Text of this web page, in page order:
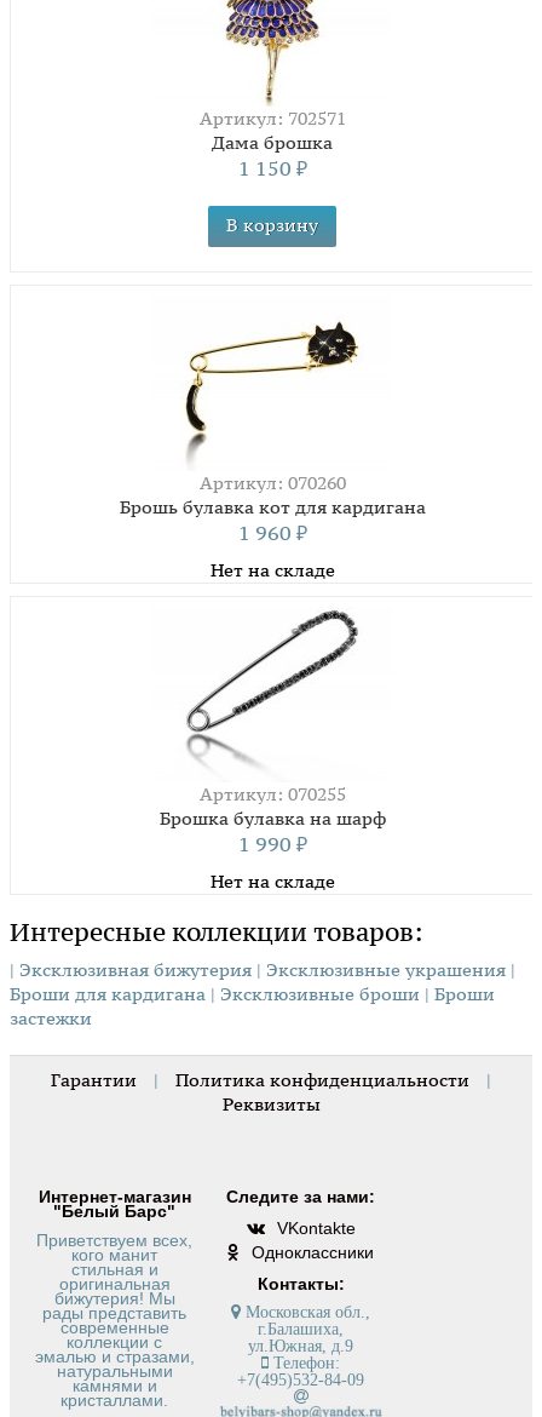
Артикул: 702571
Дама брошка
1 150 ₽
Артикул: 070260
Брошь булавка кот для кардигана
1 960 ₽
Нет на складе
Артикул: 070255
Брошка булавка на шарф
1 990 ₽
Нет на складе
Интересные коллекции товаров:
| Эксклюзивная бижутерия | Эксклюзивные украшения |
Броши для кардигана | Эксклюзивные броши | Броши
застежки
Гарантии | Политика конфиденциальности
|
Реквизиты
Интернет-магазин
"Белый Барс"
Приветствуем всех,
кого манит
стильная и
оригинальная
бижутерия! Мы
рады представить
современные
коллекции с
эмалью и стразами,
натуральными
камнями и
кристаллами.
Следите за нами:
VKontakte
Одноклассники
Контакты:
Московская обл.,
г.Балашиха,
ул.Южная, д.9
Телефон:
+7(495)532-84-09